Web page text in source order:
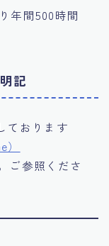
年間500時間
記
ております
ご参照くださ